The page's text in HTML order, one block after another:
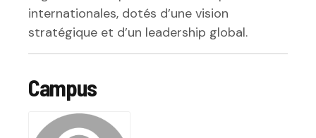
internationales, dotés d’une vision
stratégique et d’un leadership global.
Campus